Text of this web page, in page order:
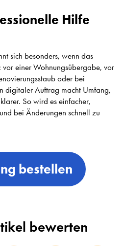
Hilfe
sich besonders, wenn das
vor einer Wohnungsübergabe, vor
oder bei
digitaler Auftrag macht Umfang,
So wird es einfacher,
bei Änderungen schnell zu
bestellen
bewerten